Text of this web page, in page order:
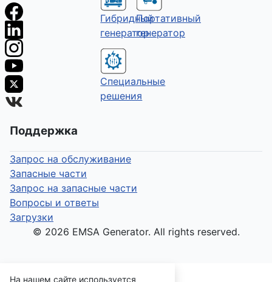
Гибридный
генератор
Портативный
генератор
Специальные
решения
Поддержка
Запрос на обслуживание
Запасные части
Запрос на запасные части
Вопросы и ответы
Загрузки
© 2026 EMSA Generator. All rights reserved.
На нашем сайте используется